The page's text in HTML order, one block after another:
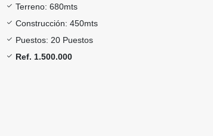
Terreno: 680mts
Construcción: 450mts
Puestos: 20 Puestos
Ref. 1.500.000